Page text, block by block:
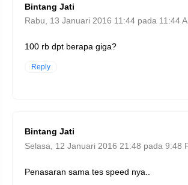
Bintang Jati
Rabu, 13 Januari 2016 11:44 pada 11:44
100 rb dpt berapa giga?
Reply
Bintang Jati
Selasa, 12 Januari 2016 21:48 pada 9:48
Penasaran sama tes speed nya..